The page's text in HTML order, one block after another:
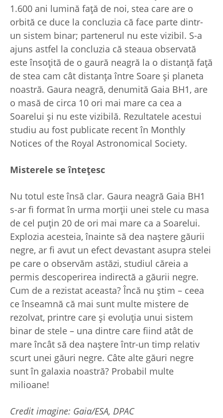
1.600 ani lumină față de noi, stea care are o
orbită ce duce la concluzia că face parte dintr-
un sistem binar; partenerul nu este vizibil. S-a
ajuns astfel la concluzia că steaua observată
este însoțită de o gaură neagră la o distanță față
de stea cam cât distanța între Soare și planeta
noastră. Gaura neagră, denumită Gaia BH1, are
o masă de circa 10 ori mai mare ca cea a
Soarelui și nu este vizibilă. Rezultatele acestui
studiu au fost publicate recent în Monthly
Notices of the Royal Astronomical Society.
Misterele se întețesc
Nu totul este însă clar. Gaura neagră Gaia BH1
s-ar fi format în urma morții unei stele cu masa
de cel puțin 20 de ori mai mare ca a Soarelui.
Explozia acesteia, înainte să dea naștere găurii
negre, ar fi avut un efect devastant asupra stelei
pe care o observăm astăzi, studiul căreia a
permis descoperirea indirectă a găurii negre.
Cum de a rezistat aceasta? Încă nu știm – ceea
ce înseamnă că mai sunt multe mistere de
rezolvat, printre care și evoluția unui sistem
binar de stele – una dintre care fiind atât de
mare încât să dea naștere într-un timp relativ
scurt unei găuri negre. Câte alte găuri negre
sunt în galaxia noastră? Probabil multe
milioane!
Credit imagine: Gaia/ESA, DPAC